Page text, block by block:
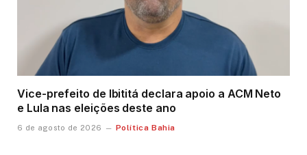
Vice-prefeito de Ibititá declara apoio a ACM Neto
e Lula nas eleições deste ano
6 de agosto de 2026 Política Bahia